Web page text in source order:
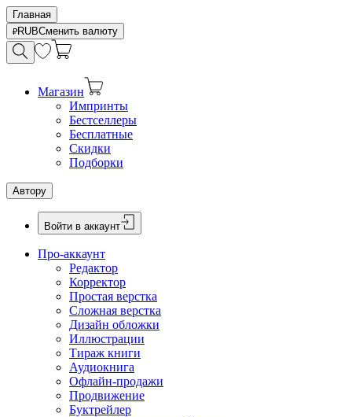
Главная
RUBСменить валюту
Магазин
Импринты
Бестселлеры
Бесплатные
Скидки
Подборки
Автору
Войти в аккаунт
Про-аккаунт
Редактор
Корректор
Простая верстка
Сложная верстка
Дизайн обложки
Иллюстрации
Тираж книги
Аудиокнига
Офлайн-продажи
Продвижение
Буктрейлер